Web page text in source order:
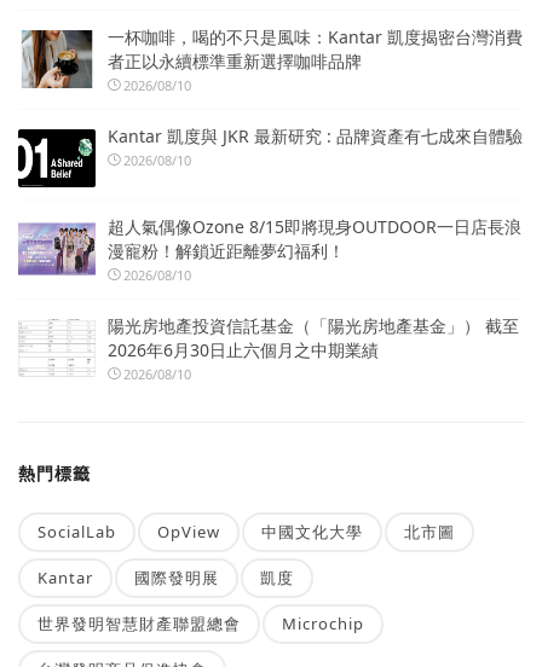
一杯咖啡，喝的不只是風味：Kantar 凱度揭密台灣消費
者正以永續標準重新選擇咖啡品牌
2026/08/10
Kantar 凱度與 JKR 最新研究 : 品牌資產有七成來自體驗
2026/08/10
超人氣偶像Ozone 8/15即將現身OUTDOOR一日店長浪
漫寵粉！解鎖近距離夢幻福利！
2026/08/10
陽光房地產投資信託基金（「陽光房地產基金」） 截至
2026年6月30日止六個月之中期業績
2026/08/10
熱門標籤
SocialLab OpView 中國文化大學 北市圖
Kantar 國際發明展 凱度
世界發明智慧財產聯盟總會 Microchip